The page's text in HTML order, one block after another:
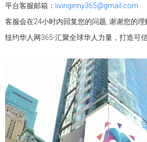
平台客服邮箱： livinginny365@gmail.com
客服会在24小时内回复您的问题, 谢谢您的理
纽约华人网365-汇聚全球华人力量，打造可